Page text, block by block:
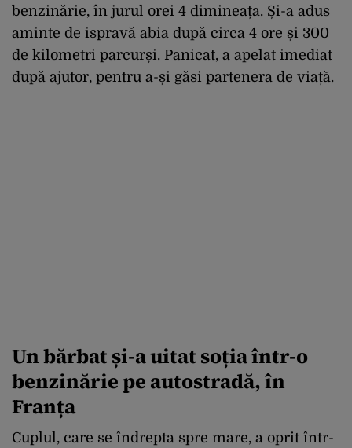
benzinărie, în jurul orei 4 dimineața. Și-a adus
aminte de ispravă abia după circa 4 ore și 300
de kilometri parcurși. Panicat, a apelat imediat
după ajutor, pentru a-și găsi partenera de viață.
Un bărbat și-a uitat soția într-o
benzinărie pe autostradă, în
Franța
Cuplul, care se îndrepta spre mare, a oprit într-